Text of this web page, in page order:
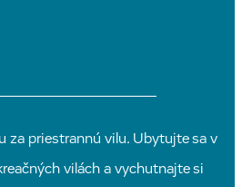
za priestrannú vilu. Ubytujte sa v
vilách a vychutnajte si